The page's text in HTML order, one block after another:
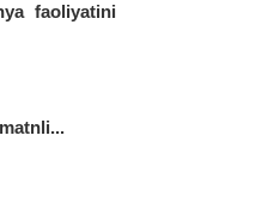
faoliyatini